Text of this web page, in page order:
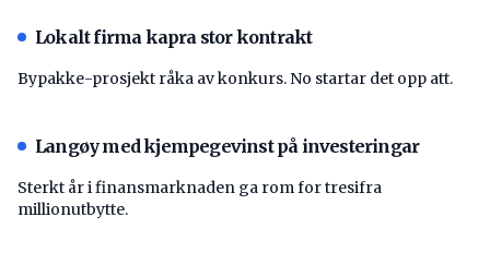
Lokalt firma kapra stor kontrakt
Bypakke-prosjekt råka av konkurs. No startar det opp att.
Langøy med kjempegevinst på investeringar
Sterkt år i finansmarknaden ga rom for tresifra
millionutbytte.